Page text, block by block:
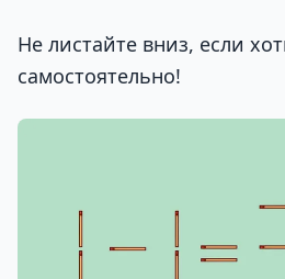
Не листайте вниз, если
самостоятельно!